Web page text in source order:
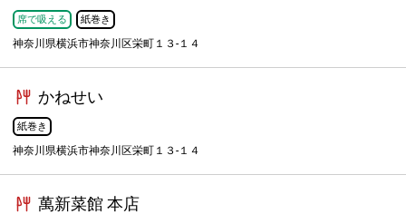
席で吸える 紙巻き
神奈川県横浜市神奈川区栄町１３-１４
かねせい
紙巻き
神奈川県横浜市神奈川区栄町１３-１４
萬新菜館 本店